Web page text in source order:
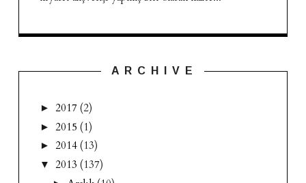
A R C H I V E
► 2017 (2)
► 2015 (1)
► 2014 (13)
▼ 2013 (137)